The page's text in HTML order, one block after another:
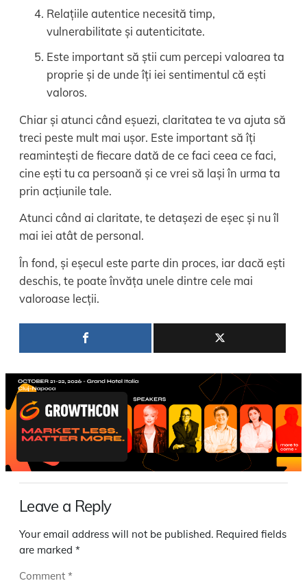
Relațiile autentice necesită timp,
vulnerabilitate și autenticitate.
Este important să știi cum percepi valoarea ta
proprie și de unde îți iei sentimentul că ești
valoros.
Chiar și atunci când eșuezi, claritatea te va ajuta să
treci peste mult mai ușor. Este important să îți
reamintești de fiecare dată de ce faci ceea ce faci,
cine ești tu ca persoană și ce vrei să lași în urma ta
prin acțiunile tale.
Atunci când ai claritate, te detașezi de eșec și nu îl
mai iei atât de personal.
În fond, și eșecul este parte din proces, iar dacă ești
deschis, te poate învăța unele dintre cele mai
valoroase lecții.
Leave a Reply
Your email address will not be published. Required fields
are marked *
Comment *